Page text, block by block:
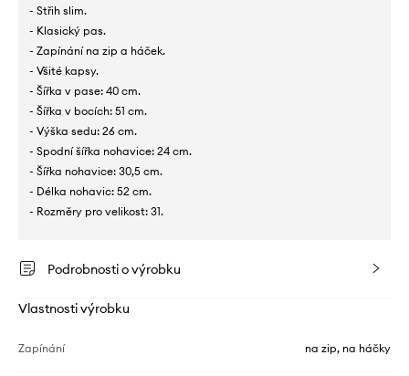
- Střih slim.
- Klasický pas.
- Zapínání na zip a háček.
- Všité kapsy.
- Šířka v pase: 40 cm.
- Šířka v bocích: 51 cm.
- Výška sedu: 26 cm.
- Spodní šířka nohavice: 24 cm.
- Šířka nohavice: 30,5 cm.
- Délka nohavic: 52 cm.
- Rozměry pro velikost: 31.
Podrobnosti o výrobku
Vlastnosti výrobku
Zapínání na zip, na háčky